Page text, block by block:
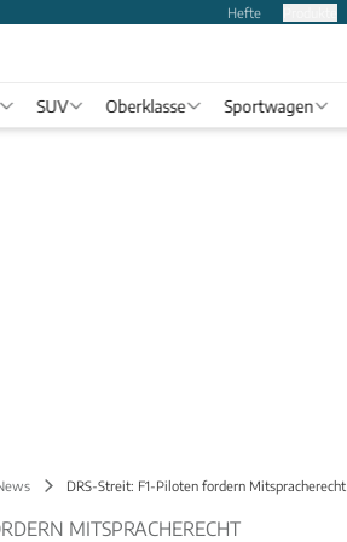
Hefte
SUV Oberklasse Sportwagen
DRS-Streit: F1-Piloten fordern Mitspracherecht
MITSPRACHERECHT